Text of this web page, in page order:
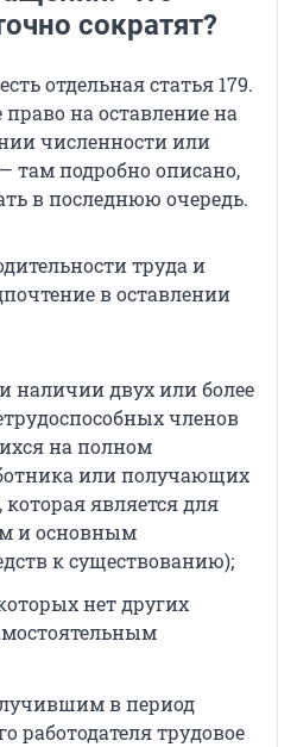
сократят?
отдельная статья 179.
на оставление на
численности или
там подробно описано,
в последнюю очередь.
труда и
в оставлении
наличии двух или более
членов
на полном
или получающих
является для
и основным
к существованию);
нет других
в период
работодателя трудовое